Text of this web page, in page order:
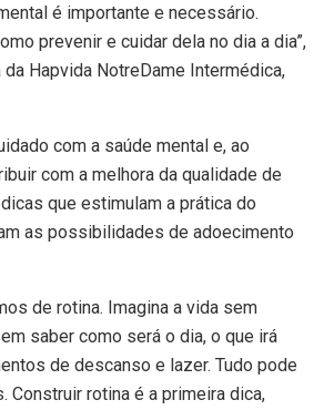
é importante e necessário.
prevenir e cuidar dela no dia a dia”,
Hapvida NotreDame Intermédica,
com a saúde mental e, ao
com a melhora da qualidade de
que estimulam a prática do
as possibilidades de adoecimento
de rotina. Imagina a vida sem
saber como será o dia, o que irá
de descanso e lazer. Tudo pode
Construir rotina é a primeira dica,